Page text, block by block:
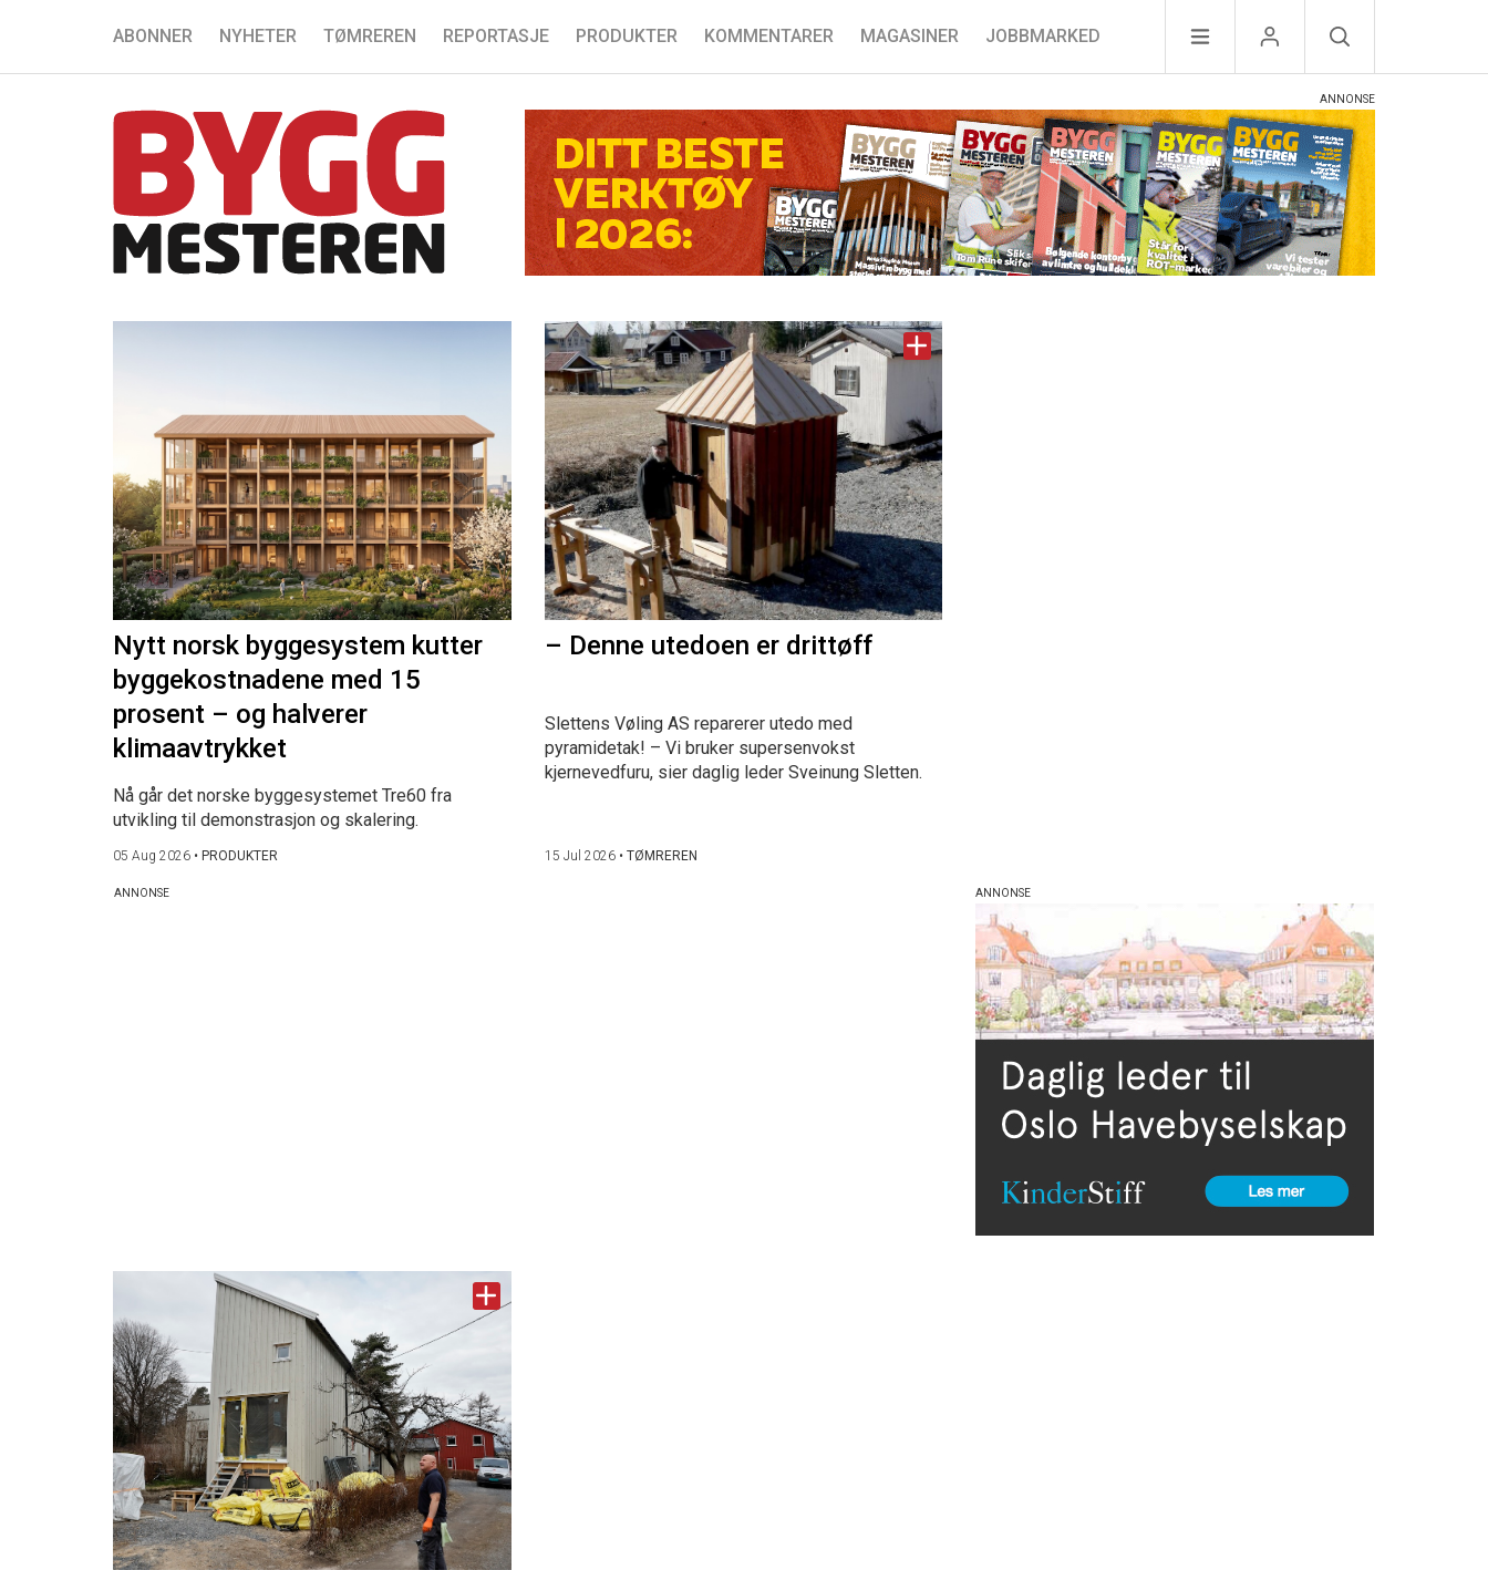
ABONNER NYHETER TØMREREN REPORTASJE PRODUKTER KOMMENTARER MAGASINER JOBBMARKED
Nytt norsk byggesystem kutter
byggekostnadene med 15
prosent – og halverer
klimaavtrykket
Nå går det norske byggesystemet Tre60 fra
utvikling til demonstrasjon og skalering.
05 Aug 2026 • PRODUKTER
– Denne utedoen er drittøff
Slettens Vøling AS reparerer utedo med
pyramidetak! – Vi bruker supersenvokst
kjernevedfuru, sier daglig leder Sveinung Sletten.
15 Jul 2026• TØMREREN